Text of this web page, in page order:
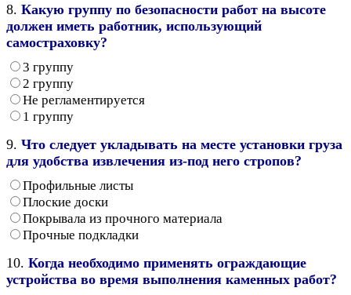
8. Какую группу по безопасности работ на высоте
должен иметь работник, использующий
самостраховку?
3 группу
2 группу
Не регламентируется
1 группу
9. Что следует укладывать на месте установки груза
для удобства извлечения из-под него стропов?
Профильные листы
Плоские доски
Покрывала из прочного материала
Прочные подкладки
10. Когда необходимо применять ограждающие
устройства во время выполнения каменных работ?